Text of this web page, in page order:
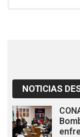
NOTICIAS